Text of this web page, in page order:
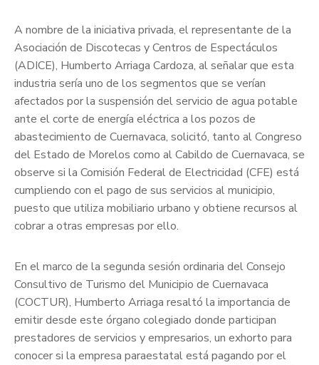
A nombre de la iniciativa privada, el representante de la
Asociación de Discotecas y Centros de Espectáculos
(ADICE), Humberto Arriaga Cardoza, al señalar que esta
industria sería uno de los segmentos que se verían
afectados por la suspensión del servicio de agua potable
ante el corte de energía eléctrica a los pozos de
abastecimiento de Cuernavaca, solicitó, tanto al Congreso
del Estado de Morelos como al Cabildo de Cuernavaca, se
observe si la Comisión Federal de Electricidad (CFE) está
cumpliendo con el pago de sus servicios al municipio,
puesto que utiliza mobiliario urbano y obtiene recursos al
cobrar a otras empresas por ello.
En el marco de la segunda sesión ordinaria del Consejo
Consultivo de Turismo del Municipio de Cuernavaca
(COCTUR), Humberto Arriaga resaltó la importancia de
emitir desde este órgano colegiado donde participan
prestadores de servicios y empresarios, un exhorto para
conocer si la empresa paraestatal está pagando por el